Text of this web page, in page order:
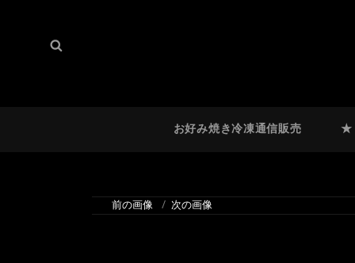
検
お好み焼き冷凍通信販売 ★
前の画像 次の画像